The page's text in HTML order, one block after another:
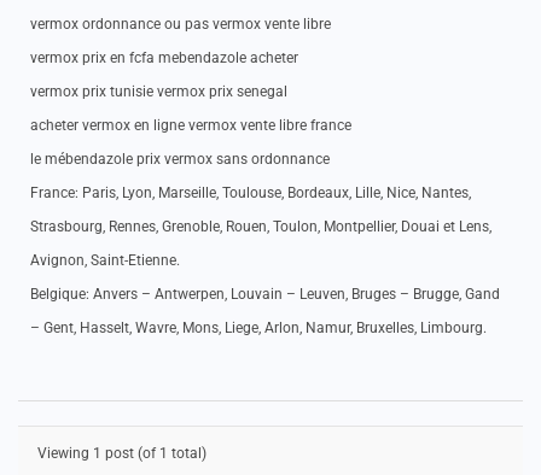
vermox ordonnance ou pas vermox vente libre
vermox prix en fcfa mebendazole acheter
vermox prix tunisie vermox prix senegal
acheter vermox en ligne vermox vente libre france
le mébendazole prix vermox sans ordonnance
France: Paris, Lyon, Marseille, Toulouse, Bordeaux, Lille, Nice, Nantes,
Strasbourg, Rennes, Grenoble, Rouen, Toulon, Montpellier, Douai et Lens,
Avignon, Saint-Etienne.
Belgique: Anvers – Antwerpen, Louvain – Leuven, Bruges – Brugge, Gand
– Gent, Hasselt, Wavre, Mons, Liege, Arlon, Namur, Bruxelles, Limbourg.
Viewing 1 post (of 1 total)